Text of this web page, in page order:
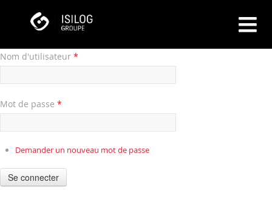
Nom d'utilisateur *
Mot de passe *
Demander un nouveau mot de passe
Se connecter